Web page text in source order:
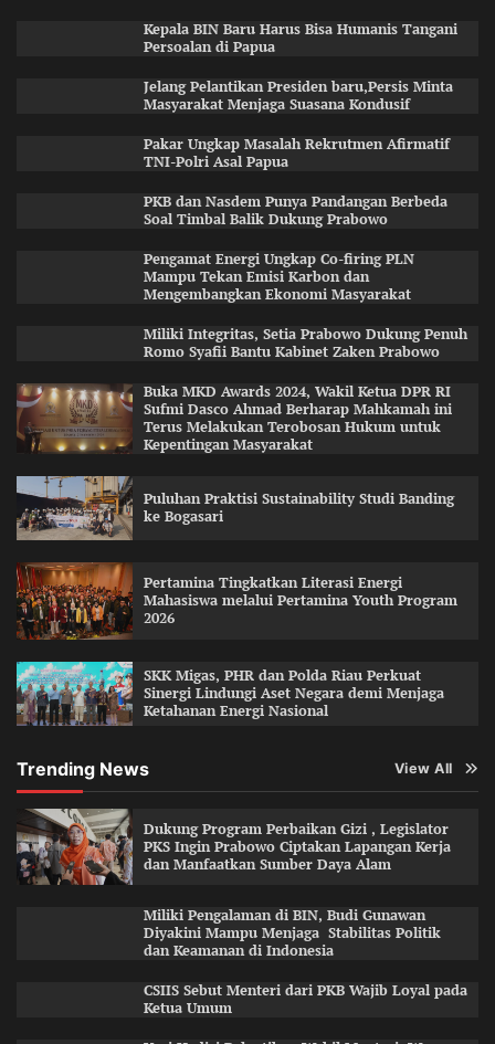
Kepala BIN Baru Harus Bisa Humanis Tangani
Persoalan di Papua
Jelang Pelantikan Presiden baru,Persis Minta
Masyarakat Menjaga Suasana Kondusif
Pakar Ungkap Masalah Rekrutmen Afirmatif
TNI-Polri Asal Papua
PKB dan Nasdem Punya Pandangan Berbeda
Soal Timbal Balik Dukung Prabowo
Pengamat Energi Ungkap Co-firing PLN
Mampu Tekan Emisi Karbon dan
Mengembangkan Ekonomi Masyarakat
Miliki Integritas, Setia Prabowo Dukung Penuh
Romo Syafii Bantu Kabinet Zaken Prabowo
Buka MKD Awards 2024, Wakil Ketua DPR RI
Sufmi Dasco Ahmad Berharap Mahkamah ini
Terus Melakukan Terobosan Hukum untuk
Kepentingan Masyarakat
Puluhan Praktisi Sustainability Studi Banding
ke Bogasari
Pertamina Tingkatkan Literasi Energi
Mahasiswa melalui Pertamina Youth Program
2026
SKK Migas, PHR dan Polda Riau Perkuat
Sinergi Lindungi Aset Negara demi Menjaga
Ketahanan Energi Nasional
Trending News View All
Dukung Program Perbaikan Gizi , Legislator
PKS Ingin Prabowo Ciptakan Lapangan Kerja
dan Manfaatkan Sumber Daya Alam
Miliki Pengalaman di BIN, Budi Gunawan
Diyakini Mampu Menjaga Stabilitas Politik
dan Keamanan di Indonesia
CSIIS Sebut Menteri dari PKB Wajib Loyal pada
Ketua Umum